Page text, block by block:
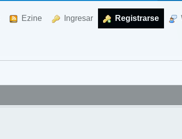
Ezine Ingresar Registrarse